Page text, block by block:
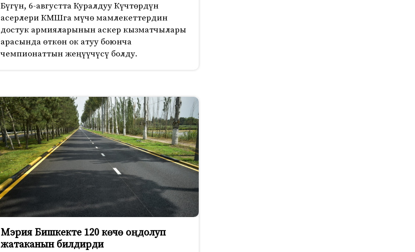
Бүгүн, 6-августта Куралдуу Күчтөрдүн
асерлери КМШга мүчө мамлекеттердин
достук армияларынын аскер кызматчылары
арасында өткөн ок атуу боюнча
чемпионаттын жеңүүчүсү болду.
Мэрия Бишкекте 120 көчө оңдолуп
жатаканын билдирди